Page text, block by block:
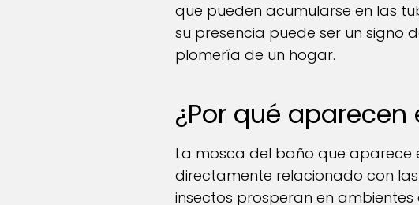
que pueden acumularse en las
su presencia puede ser un signo
plomería de un hogar.
¿Por qué
La mosca del baño que aparece
directamente relacionado con
insectos prosperan en